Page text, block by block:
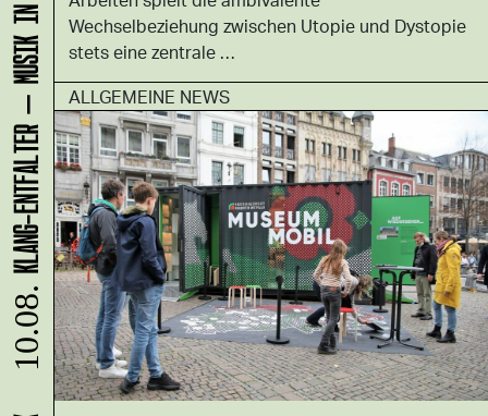
Wechselbeziehung zwischen Utopie und Dystopie
stets eine zentrale …
ALLGEMEINE NEWS
10.08.